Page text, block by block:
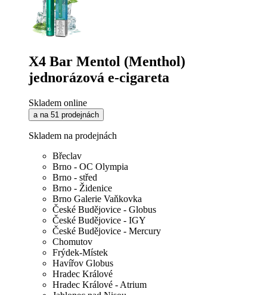
X4 Bar Mentol (Menthol)
jednorázová e-cigareta
Skladem online
a na 51 prodejnách
Skladem na prodejnách
Břeclav
Brno - OC Olympia
Brno - střed
Brno - Židenice
Brno Galerie Vaňkovka
České Budějovice - Globus
České Budějovice - IGY
České Budějovice - Mercury
Chomutov
Frýdek-Místek
Havířov Globus
Hradec Králové
Hradec Králové - Atrium